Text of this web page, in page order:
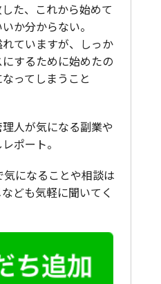
た、これから始めて
か分からない。
ていますが、しっか
するために始めたの
ってしまうこと
人が気になる副業や
ポート。
になることや相談は
ども気軽に聞いてく